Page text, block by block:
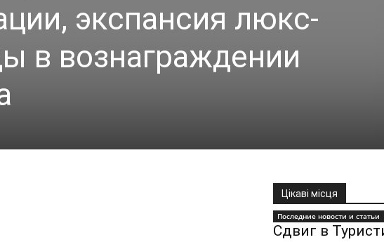
экспансия люкс-
в вознаграждении
Цікаві місця
Последние новости и статьи
Сдвиг в